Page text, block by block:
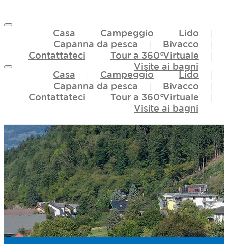
Casa Campeggio
Lido
Capanna da pesca
Bivacco
Contattateci
Tour a 360°Virtuale
Visite ai bagni
Casa
Campeggio
Lido
Capanna da pesca
Bivacco
Contattateci
Tour a 360°Virtuale
Visite ai bagni